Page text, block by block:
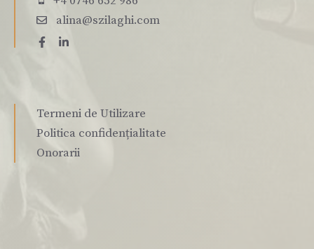
alina@szilaghi.com
Termeni de Utilizare
Politica confidențialitate
Onorarii